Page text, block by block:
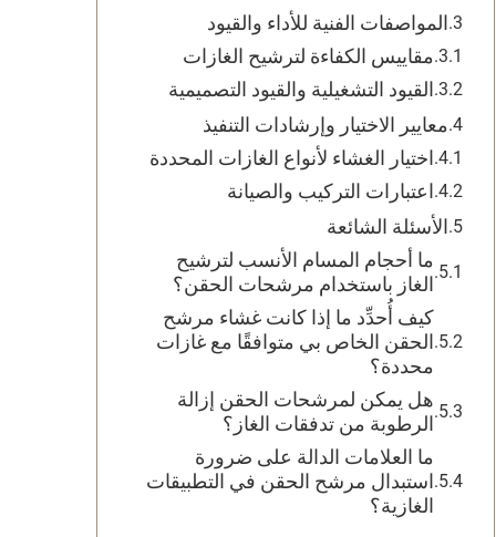
المواصفات الفنية للأداء والقيود
مقاييس الكفاءة لترشيح الغازات
القيود التشغيلية والقيود التصميمية
معايير الاختيار وإرشادات التنفيذ
اختيار الغشاء لأنواع الغازات المحددة
اعتبارات التركيب والصيانة
الأسئلة الشائعة
ما أحجام المسام الأنسب لترشيح
الغاز باستخدام مرشحات الحقن؟
كيف أُحدِّد ما إذا كانت غشاء مرشح
الحقن الخاص بي متوافقًا مع غازات
محددة؟
هل يمكن لمرشحات الحقن إزالة
الرطوبة من تدفقات الغاز؟
ما العلامات الدالة على ضرورة
استبدال مرشح الحقن في التطبيقات
الغازية؟